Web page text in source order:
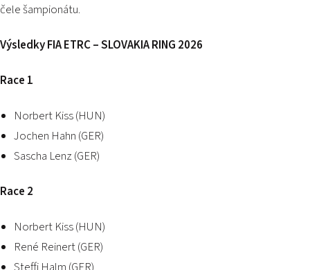
čele šampionátu.
Výsledky FIA ETRC – SLOVAKIA RING 2026
Race 1
Norbert Kiss (HUN)
Jochen Hahn (GER)
Sascha Lenz (GER)
Race 2
Norbert Kiss (HUN)
René Reinert (GER)